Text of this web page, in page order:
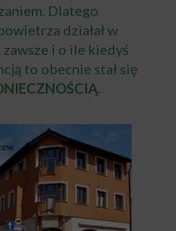
Dlatego
działał w
i o ile kiedyś
to obecnie stał się